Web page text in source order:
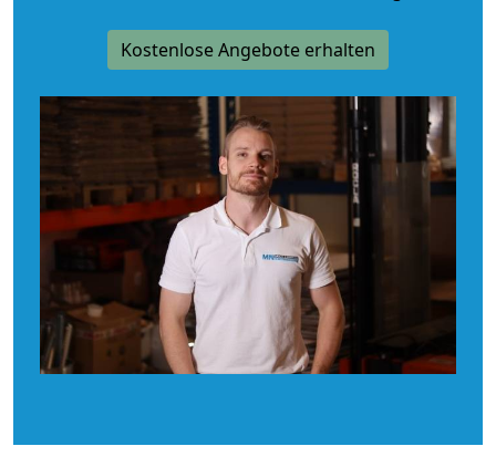
Kostenlose Angebote erhalten